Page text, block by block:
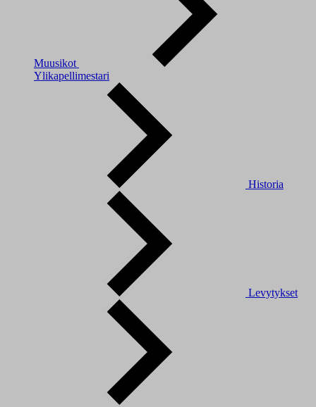
Muusikot
Ylikapellimestari
Historia
Levytykset